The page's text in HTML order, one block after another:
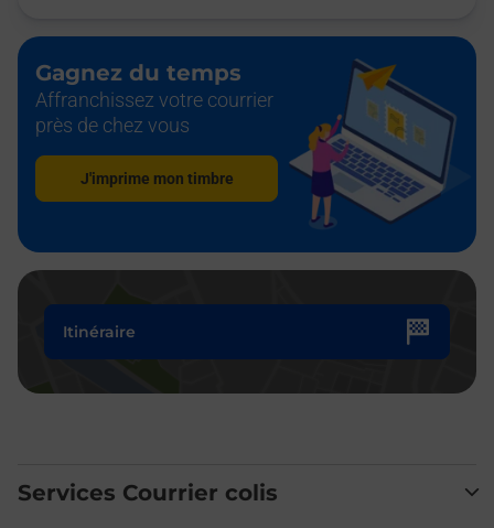
Gagnez du temps
Affranchissez votre courrier
près de chez vous
J'imprime mon timbre
Itinéraire
Services Courrier colis